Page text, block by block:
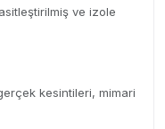
ve izole
kesintileri, mimari